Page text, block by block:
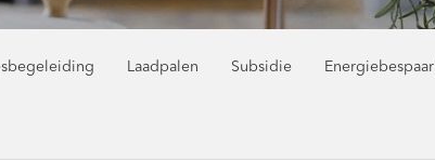
Laadpalen Subsidie